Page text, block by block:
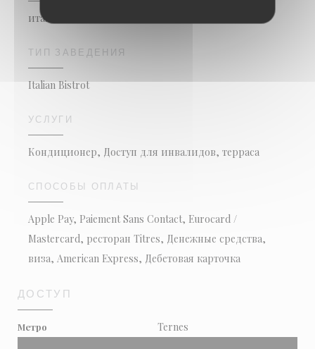
итальянский
ТИП ЗАВЕДЕНИЯ
Italian Bistrot
УСЛУГИ
Кондиционер, Доступ для инвалидов, терраса
СПОСОБЫ ОПЛАТЫ
Apple Pay, Paiement Sans Contact, Eurocard /
Mastercard, ресторан Titres, Денежные средства,
виза, American Express, Дебетовая карточка
ДОСТУП
Метро Ternes